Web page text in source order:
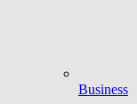
Business